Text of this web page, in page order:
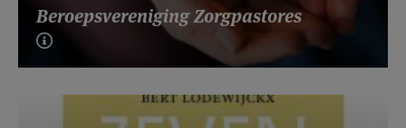
Beroepsvereniging Zorgpastores